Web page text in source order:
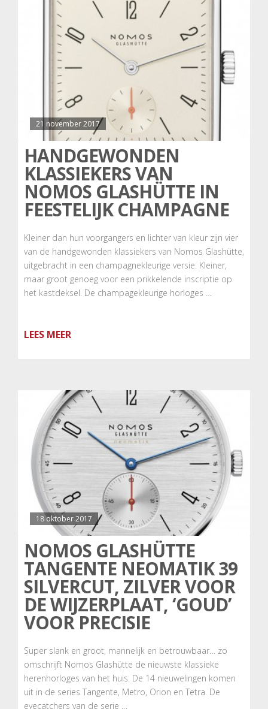
21 november 2017
HANDGEWONDEN
KLASSIEKERS VAN
NOMOS GLASHÜTTE IN
FEESTELIJK CHAMPAGNE
Kleiner dan hun voorgangers en lichter van kleur zijn vier
van de handgewonden klassiekers van Nomos Glashütte,
uitgebracht in een champagnekleurige versie. Kleiner,
maar groot genoeg voor een prikkelende inscriptie op
het kastdeksel. De champagekleurige horloges …
LEES MEER
18 oktober 2017
NOMOS GLASHÜTTE
TANGENTE NEOMATIK 39
SILVERCUT, ZILVER VOOR
DE WIJZERPLAAT, ‘GOUD’
VOOR PRECISIE
Super slank en groot, mannelijk en betrouwbaar… zo
omschrijft Nomos Glashütte de nieuwste klassieke
herenhorloges van het huis. De 14 nieuwelingen komen
uit in de series Tangente, Metro, Orion en Tetra. De
eyecatchers van de serie …